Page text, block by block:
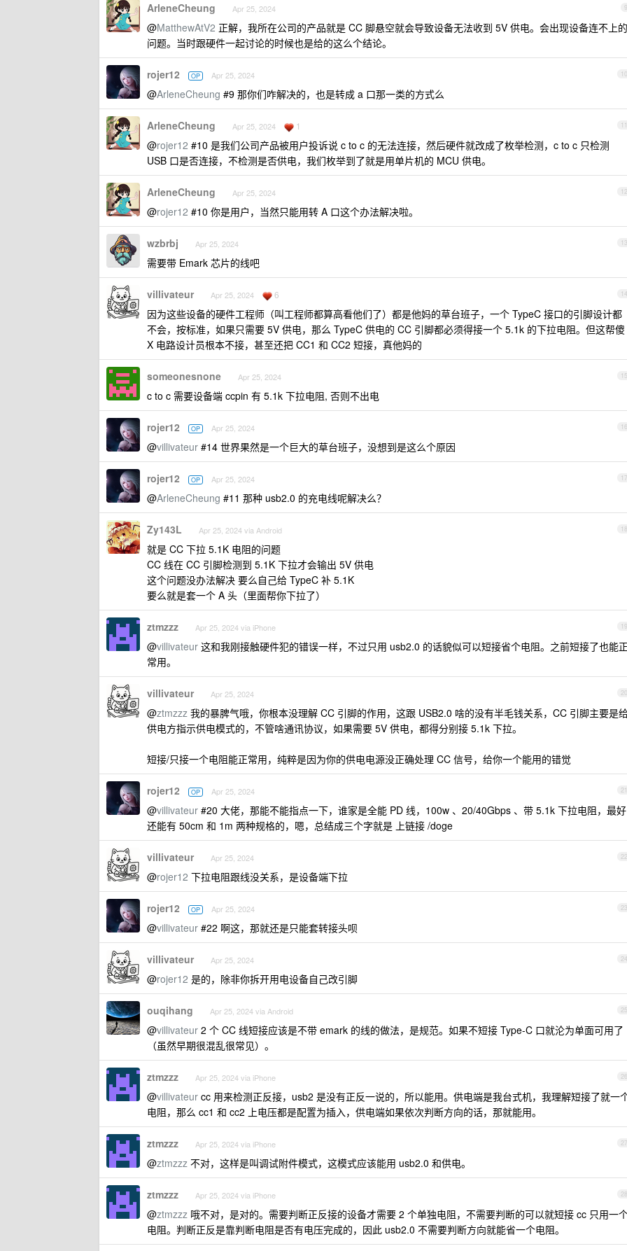
9
ArleneCheung Apr 25, 2024
@MatthewAtV2 正解，我所在公司的产品就是 CC 脚悬空就会导致设备无法收到 5V 供电。会出现设备连不上的
问题。当时跟硬件一起讨论的时候也是给的这么个结论。
10
rojer12 OP Apr 25, 2024
@ArleneCheung #9 那你们咋解决的，也是转成 a 口那一类的方式么
11
ArleneCheung Apr 25, 2024 1
@rojer12 #10 是我们公司产品被用户投诉说 c to c 的无法连接，然后硬件就改成了枚举检测，c to c 只检测
USB 口是否连接，不检测是否供电，我们枚举到了就是用单片机的 MCU 供电。
12
ArleneCheung Apr 25, 2024
@rojer12 #10 你是用户，当然只能用转 A 口这个办法解决啦。
13
wzbrbj Apr 25, 2024
需要带 Emark 芯片的线吧
14
villivateur Apr 25, 2024 6
因为这些设备的硬件工程师（叫工程师都算高看他们了）都是他妈的草台班子，一个 TypeC 接口的引脚设计都
不会，按标准，如果只需要 5V 供电，那么 TypeC 供电的 CC 引脚都必须得接一个 5.1k 的下拉电阻。但这帮傻
X 电路设计员根本不接，甚至还把 CC1 和 CC2 短接，真他妈的
15
someonesnone Apr 25, 2024
c to c 需要设备端 ccpin 有 5.1k 下拉电阻, 否则不出电
16
rojer12 OP Apr 25, 2024
@villivateur #14 世界果然是一个巨大的草台班子，没想到是这么个原因
17
rojer12 OP Apr 25, 2024
@ArleneCheung #11 那种 usb2.0 的充电线呢解决么？
18
Zy143L Apr 25, 2024 via Android
就是 CC 下拉 5.1K 电阻的问题
CC 线在 CC 引脚检测到 5.1K 下拉才会输出 5V 供电
这个问题没办法解决 要么自己给 TypeC 补 5.1K
要么就是套一个 A 头（里面帮你下拉了）
19
ztmzzz Apr 25, 2024 via iPhone
@villivateur 这和我刚接触硬件犯的错误一样，不过只用 usb2.0 的话貌似可以短接省个电阻。之前短接了也能正
常用。
20
villivateur Apr 25, 2024
@ztmzzz 我的暴脾气哦，你根本没理解 CC 引脚的作用，这跟 USB2.0 啥的没有半毛钱关系，CC 引脚主要是
供电方指示供电模式的，不管啥通讯协议，如果需要 5V 供电，都得分别接 5.1k 下拉。
短接/只接一个电阻能正常用，纯粹是因为你的供电电源没正确处理 CC 信号，给你一个能用的错觉
21
rojer12 OP Apr 25, 2024
@villivateur #20 大佬，那能不能指点一下，谁家是全能 PD 线，100w 、20/40Gbps 、带 5.1k 下拉电阻，最好
还能有 50cm 和 1m 两种规格的，嗯，总结成三个字就是 上链接 /doge
22
villivateur Apr 25, 2024
@rojer12 下拉电阻跟线没关系，是设备端下拉
23
rojer12 OP Apr 25, 2024
@villivateur #22 啊这，那就还是只能套转接头呗
24
villivateur Apr 25, 2024
@rojer12 是的，除非你拆开用电设备自己改引脚
25
ouqihang Apr 25, 2024 via Android
@villivateur 2 个 CC 线短接应该是不带 emark 的线的做法，是规范。如果不短接 Type-C 口就沦为单面可用了
（虽然早期很混乱很常见）。
26
ztmzzz Apr 25, 2024 via iPhone
@villivateur cc 用来检测正反接，usb2 是没有正反一说的，所以能用。供电端是我台式机，我理解短接了就一
电阻，那么 cc1 和 cc2 上电压都是配置为插入，供电端如果依次判断方向的话，那就能用。
27
ztmzzz Apr 25, 2024 via iPhone
@ztmzzz 不对，这样是叫调试附件模式，这模式应该能用 usb2.0 和供电。
28
ztmzzz Apr 25, 2024 via iPhone
@ztmzzz 哦不对，是对的。需要判断正反接的设备才需要 2 个单独电阻，不需要判断的可以就短接 cc 只用一
电阻。判断正反是靠判断电阻是否有电压完成的，因此 usb2.0 不需要判断方向就能省一个电阻。